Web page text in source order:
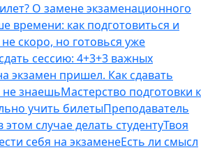
О замене экзаменационного
времени: как подготовиться и
скоро, но готовься уже
сессию: 4+3+3 важных
экзамен пришел. Как сдавать
не знаешьМастерство подготовки к
учить билетыПреподаватель
этом случае делать студентуТвоя
себя на экзаменеЕсть ли смысл